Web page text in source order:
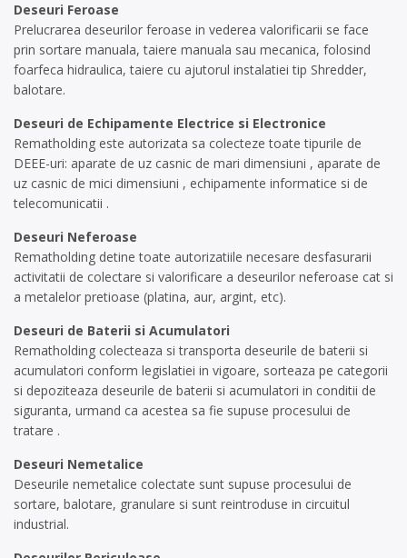
Deseuri Feroase
Prelucrarea deseurilor feroase in vederea valorificarii se face
prin sortare manuala, taiere manuala sau mecanica, folosind
foarfeca hidraulica, taiere cu ajutorul instalatiei tip Shredder,
balotare.
Deseuri de Echipamente Electrice si Electronice
Rematholding este autorizata sa colecteze toate tipurile de
DEEE-uri: aparate de uz casnic de mari dimensiuni , aparate de
uz casnic de mici dimensiuni , echipamente informatice si de
telecomunicatii .
Deseuri Neferoase
Rematholding detine toate autorizatiile necesare desfasurarii
activitatii de colectare si valorificare a deseurilor neferoase cat si
a metalelor pretioase (platina, aur, argint, etc).
Deseuri de Baterii si Acumulatori
Rematholding colecteaza si transporta deseurile de baterii si
acumulatori conform legislatiei in vigoare, sorteaza pe categorii
si depoziteaza deseurile de baterii si acumulatori in conditii de
siguranta, urmand ca acestea sa fie supuse procesului de
tratare .
Deseuri Nemetalice
Deseurile nemetalice colectate sunt supuse procesului de
sortare, balotare, granulare si sunt reintroduse in circuitul
industrial.